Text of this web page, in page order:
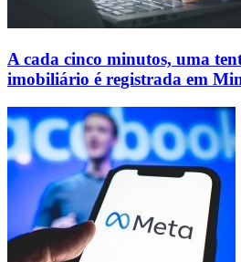
A cada cinco minutos, uma
imobiliário é registrada em